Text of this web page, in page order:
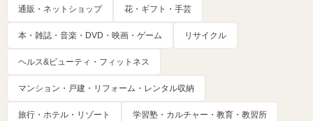
通販・ネットショップ 花・ギフト・手芸
本・雑誌・音楽・DVD・映画・ゲーム リサイクル
ヘルス&ビューティ・フィットネス
マンション・戸建・リフォーム・レンタル収納
旅行・ホテル・リゾート 学習塾・カルチャー・教育・教習所